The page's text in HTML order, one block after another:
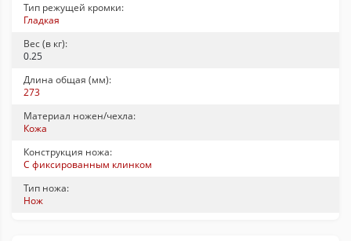
Тип режущей кромки:
Гладкая
Вес (в кг):
0.25
Длина общая (мм):
273
Материал ножен/чехла:
Кожа
Конструкция ножа:
С фиксированным клинком
Тип ножа:
Нож